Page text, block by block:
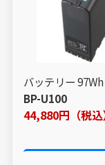
バッテリー 97Wh
BP-U100
44,880円（税込